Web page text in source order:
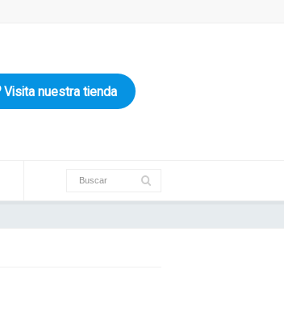
Visita nuestra tienda